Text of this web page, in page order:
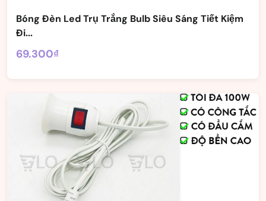
Bóng Đèn Led Trụ Trắng Bulb Siêu Sáng Tiết Kiệm
Đi...
69.300₫